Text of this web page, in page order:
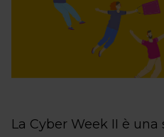
La Cyber Week II è